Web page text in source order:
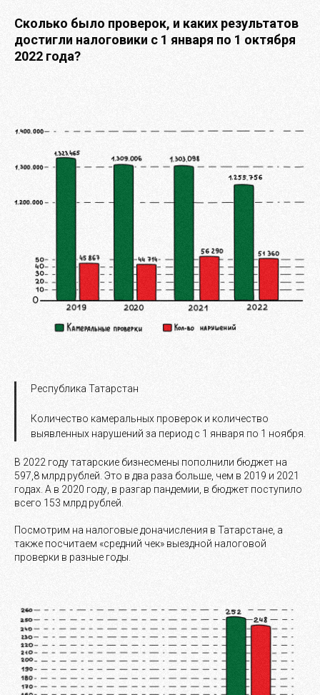
Сколько было проверок, и каких результатов
достигли налоговики с 1 января по 1 октября
2022 года?
Республика Татарстан
Количество камеральных проверок и количество
выявленных нарушений за период с 1 января по 1 ноября.
В 2022 году татарские бизнесмены пополнили бюджет на
597,8 млрд рублей. Это в два раза больше, чем в 2019 и 2021
годах. А в 2020 году, в разгар пандемии, в бюджет поступило
всего 153 млрд рублей.
Посмотрим на налоговые доначисления в Татарстане, а
также посчитаем «средний чек» выездной налоговой
проверки в разные годы.